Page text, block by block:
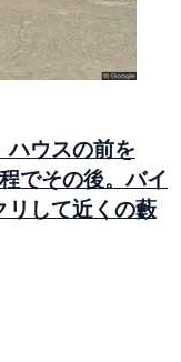
ハウスの前を
でその後。バイ
リして近くの藪